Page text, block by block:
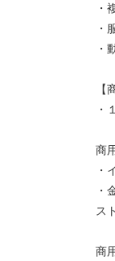
・
・
・
【
・
商
・
・
ス
商